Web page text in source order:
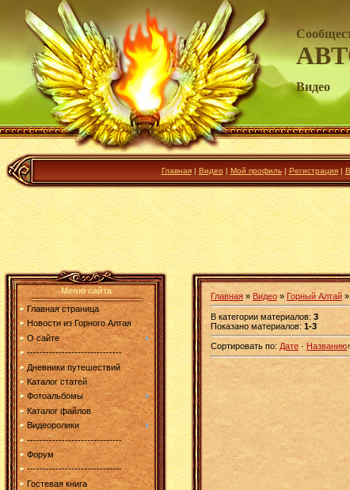
Видео
Главная| Видео| Мой профиль| Регистрация|
Меню сайта
Главная страница
Новости из Горного Алтая
О сайте
------------------------------
Дневники путешествий
Каталог статей
Фотоальбомы
Каталог файлов
Видеоролики
------------------------------
Форум
------------------------------
Гостевая книга
Главная » Видео» Горный Алтай »
В категории материалов: 3
Показано материалов: 1-3
Сортировать по: Дате · Названию↑